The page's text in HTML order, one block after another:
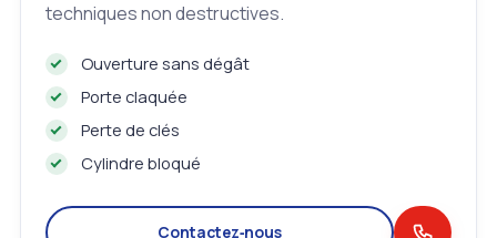
techniques non destructives.
Ouverture sans dégât
Porte claquée
Perte de clés
Cylindre bloqué
Contactez‑nous